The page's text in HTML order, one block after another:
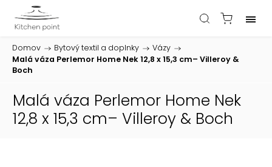
Domov / Bytový textil a doplnky / Vázy /
Malá váza Perlemor Home Nek 12,8 x 15,3 cm– Villeroy &
Boch
Malá váza Perlemor Home Nek
12,8 x 15,3 cm– Villeroy & Boch